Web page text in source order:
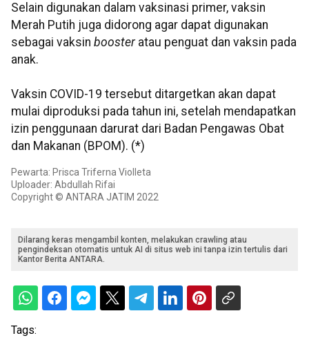
Selain digunakan dalam vaksinasi primer, vaksin
Merah Putih juga didorong agar dapat digunakan
sebagai vaksin boosteratau penguat dan vaksin pada
anak.
Vaksin COVID-19 tersebut ditargetkan akan dapat
mulai diproduksi pada tahun ini, setelah mendapatkan
izin penggunaan darurat dari Badan Pengawas Obat
dan Makanan (BPOM). (*)
Pewarta: Prisca Triferna Violleta
Uploader: Abdullah Rifai
Copyright © ANTARA JATIM 2022
Dilarang keras mengambil konten, melakukan crawling atau
pengindeksan otomatis untuk AI di situs web ini tanpa izin tertulis dari
Kantor Berita ANTARA.
Tags: